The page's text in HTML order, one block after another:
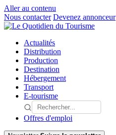
Aller au contenu
Nous contacter Devenez annonceur
Actualités
Distribution
Production
Destination
Hébergement
Transport
E-tourisme
Offres d'emploi